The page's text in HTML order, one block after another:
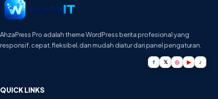
AhzaPress Pro adalah theme WordPress berita profesional yang
responsif, cepat, fleksibel, dan mudah diatur dari panel pengaturan.
f 𝕏 ◎ ▶ ♪
QUICK LINKS